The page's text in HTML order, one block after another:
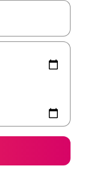
les en utilisant